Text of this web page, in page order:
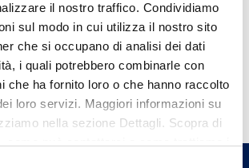
il nostro traffico. Condividiamo
sul modo in cui utilizza il nostro sito
che si occupano di analisi dei dati
i quali potrebbero combinarle con
che ha fornito loro o che hanno raccolto
loro servizi. Maggiori informazioni su
nella sezione Dettagli. Scopra di
di
più vicina a te e parla con